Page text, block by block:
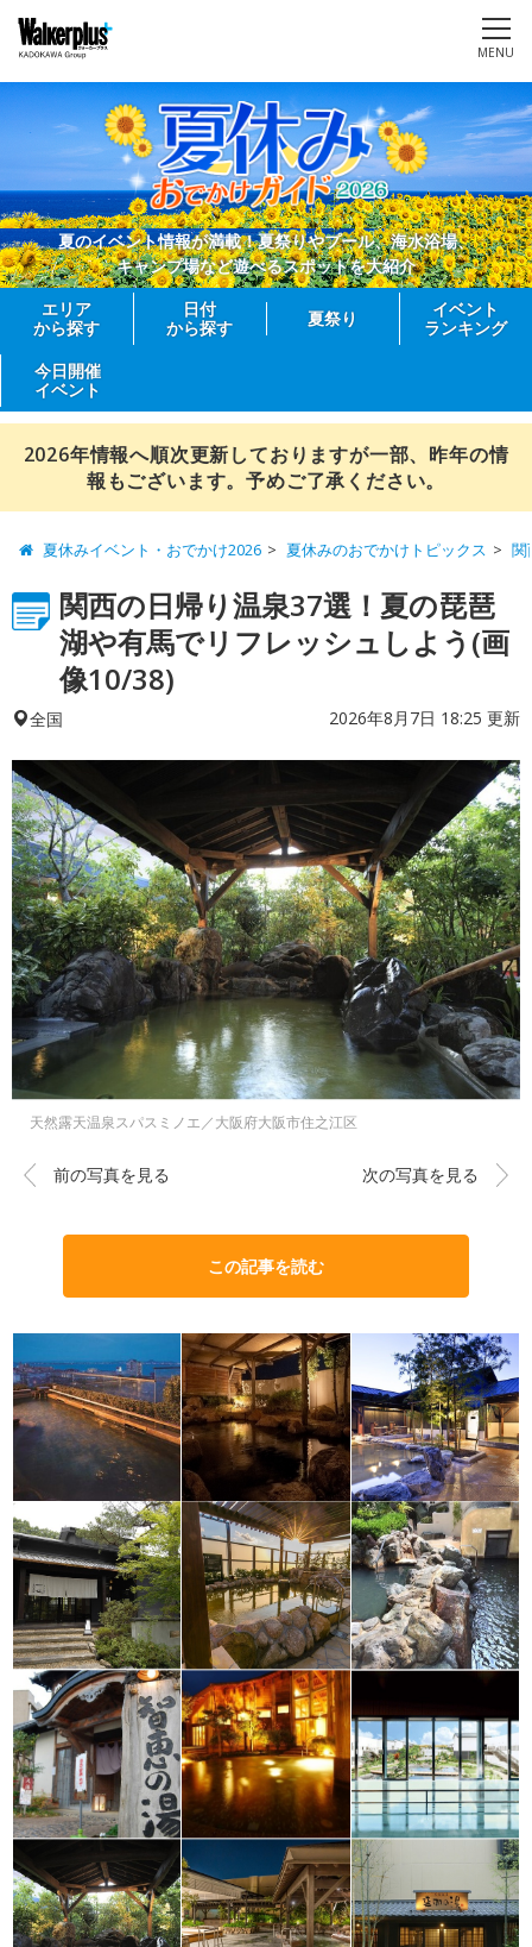
MENU
夏のイベント情報が満載！夏祭りやプール、海水浴場、
キャンプ場など遊べるスポットを大紹介
エリア
から探す
日付
から探す
夏祭り
イベント
ランキング
今日開催
イベント
2026年情報へ順次更新しておりますが一部、昨年の情
報もございます。予めご了承ください。
夏休みイベント・おでかけ2026 夏休みのおでかけトピックス 関
関西の日帰り温泉37選！夏の琵琶
湖や有馬でリフレッシュしよう(画
像10/38)
全国 2026年8月7日 18:25 更新
天然露天温泉スパスミノエ／大阪府大阪市住之江区
前の写真を見る 次の写真を見る
この記事を読む